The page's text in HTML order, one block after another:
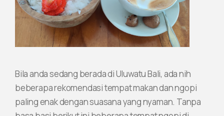
Bila anda sedang berada di Uluwatu Bali, ada nih
beberapa rekomendasi tempat makan dan ngopi
paling enak dengan suasana yang nyaman. Tanpa